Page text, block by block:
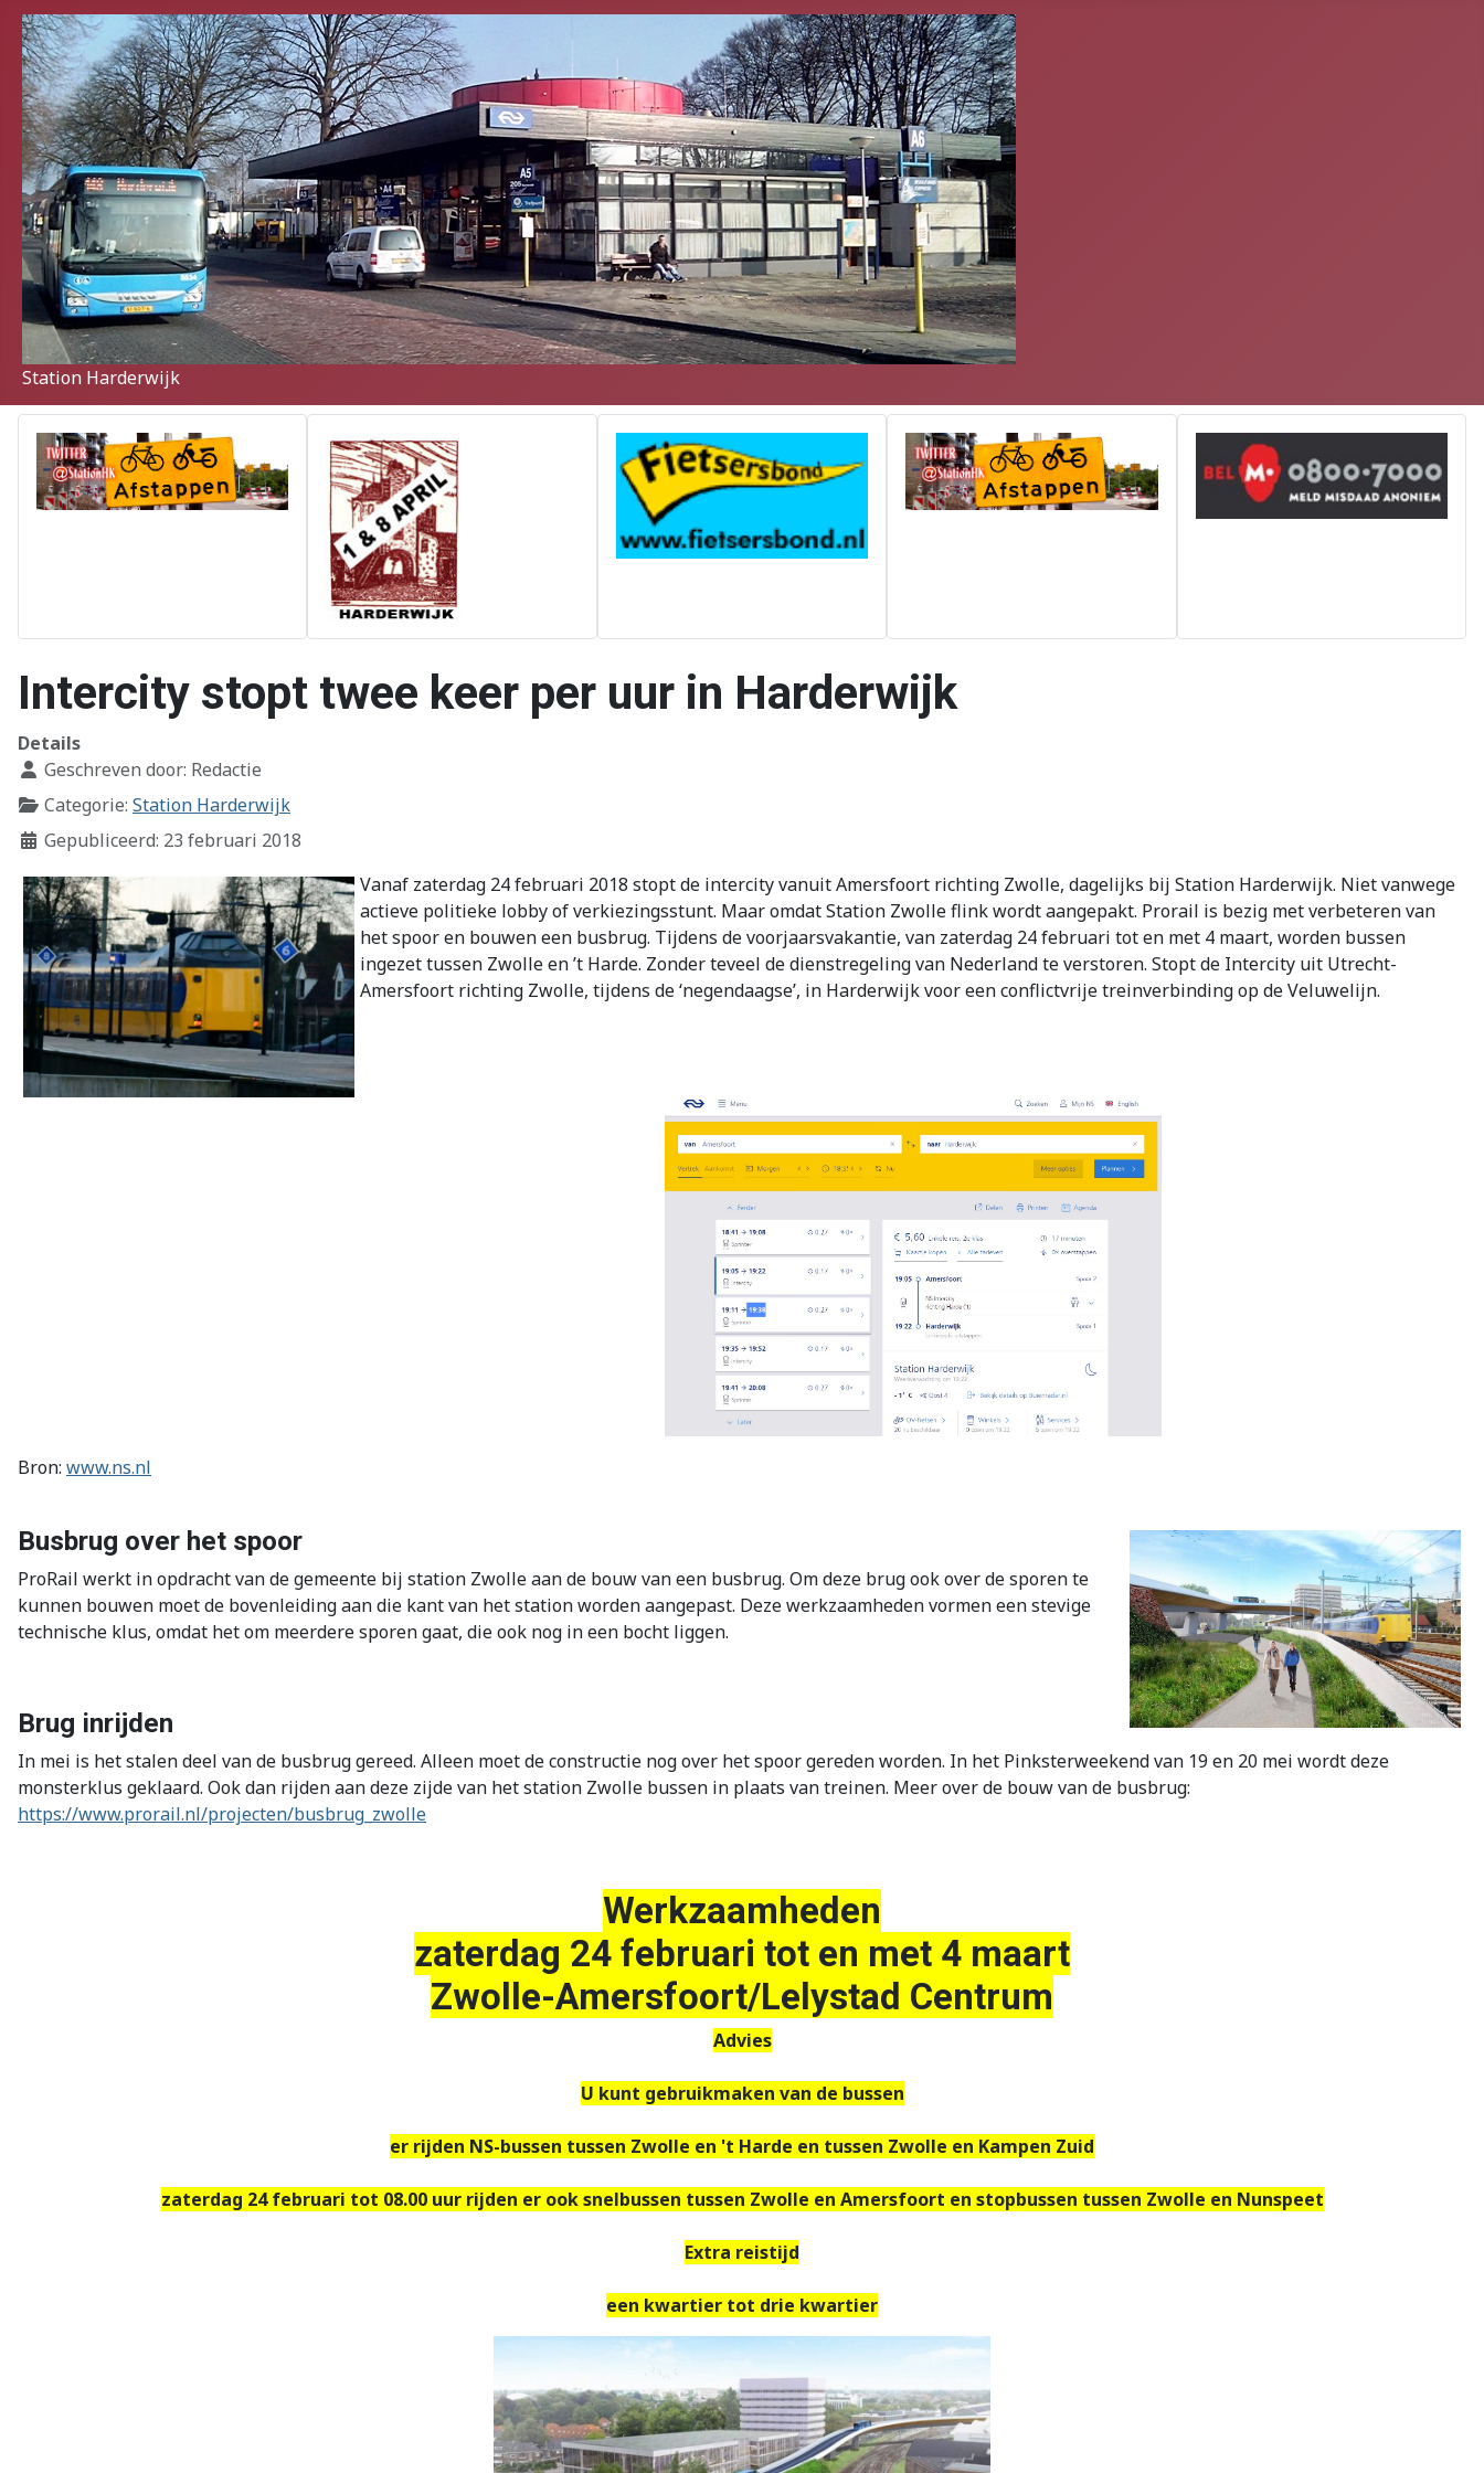
Station Harderwijk
Intercity stopt twee keer per uur in Harderwijk
Details
Geschreven door: Redactie
Categorie: Station Harderwijk
Gepubliceerd: 23 februari 2018
Vanaf zaterdag 24 februari 2018 stopt de intercity vanuit Amersfoort richting Zwolle, dagelijks bij Station Harderwijk. Niet vanwege
actieve politieke lobby of verkiezingsstunt. Maar omdat Station Zwolle flink wordt aangepakt. Prorail is bezig met verbeteren van
het spoor en bouwen een busbrug. Tijdens de voorjaarsvakantie, van zaterdag 24 februari tot en met 4 maart, worden bussen
ingezet tussen Zwolle en ’t Harde. Zonder teveel de dienstregeling van Nederland te verstoren. Stopt de Intercity uit Utrecht-
Amersfoort richting Zwolle, tijdens de ‘negendaagse’, in Harderwijk voor een conflictvrije treinverbinding op de Veluwelijn.
Bron: www.ns.nl
Busbrug over het spoor
ProRail werkt in opdracht van de gemeente bij station Zwolle aan de bouw van een busbrug. Om deze brug ook over de sporen te
kunnen bouwen moet de bovenleiding aan die kant van het station worden aangepast. Deze werkzaamheden vormen een stevige
technische klus, omdat het om meerdere sporen gaat, die ook nog in een bocht liggen.
Brug inrijden
In mei is het stalen deel van de busbrug gereed. Alleen moet de constructie nog over het spoor gereden worden. In het Pinksterweekend van 19 en 20 mei wordt deze
monsterklus geklaard. Ook dan rijden aan deze zijde van het station Zwolle bussen in plaats van treinen. Meer over de bouw van de busbrug:
https://www.prorail.nl/projecten/busbrug_zwolle
Werkzaamheden
zaterdag 24 februari tot en met 4 maart
Zwolle-Amersfoort/Lelystad Centrum
Advies
U kunt gebruikmaken van de bussen
er rijden NS-bussen tussen Zwolle en 't Harde en tussen Zwolle en Kampen Zuid
zaterdag 24 februari tot 08.00 uur rijden er ook snelbussen tussen Zwolle en Amersfoort en stopbussen tussen Zwolle en Nunspeet
Extra reistijd
een kwartier tot drie kwartier